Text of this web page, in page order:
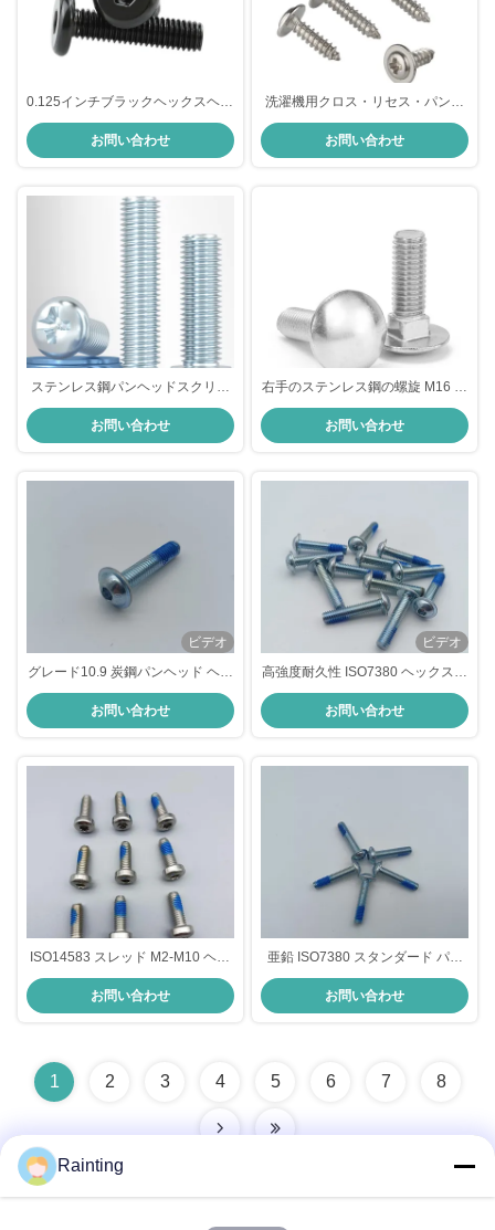
0.125インチブラックヘックスヘッ
ドスクリュー M5 M6パンヘッドヘ
クサゴンスクリュー
お問い合わせ
洗濯機用クロス・リセス・パン・
ヘッド・ウォッシャー・スクリュ
ー DIN968 洗濯機用セルフ・タッ
ピング・スクリュー
お問い合わせ
ステンレス鋼パンヘッドスクリュ
ー M2 フィリップスパンヘッドマ
シンスクリュー
お問い合わせ
右手のステンレス鋼の螺旋 M16 パ
ンヘッド 木の螺旋 オーダーメイド
お問い合わせ
ビデオ
グレード10.9 炭鋼パンヘッド ヘッ
クスソケット コラー付き綿の螺栓
お問い合わせ
ビデオ
高強度耐久性 ISO7380 ヘックスソ
ケットパンヘッド コラー付き綿の
螺栓
お問い合わせ
ISO14583 スレッド M2-M10 ヘッ
クスソケット パンヘッド 強力な接
続のための機械螺栓
お問い合わせ
亜鉛 ISO7380 スタンダード パン
ヘッド ヘックスソケット ボタン
スクリュー コラー
お問い合わせ
1 2 3 4 5 6 7 8
Rainting